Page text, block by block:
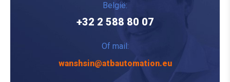
België:
+32 2 588 80 07
Of mail:
wanshsin@atbautomation.eu